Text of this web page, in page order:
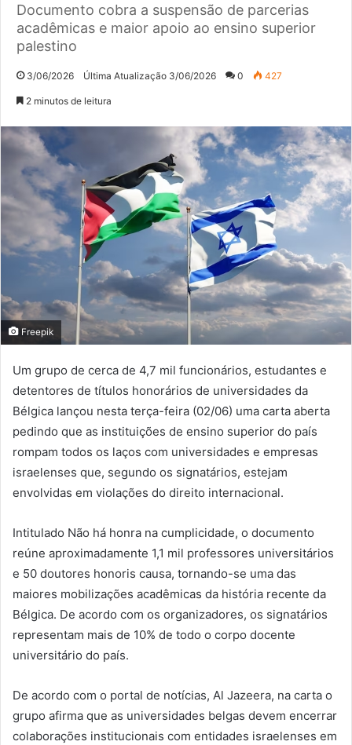
Documento cobra a suspensão de parcerias
acadêmicas e maior apoio ao ensino superior
palestino
3/06/2026 Última Atualização 3/06/2026 0 427
2 minutos de leitura
Freepik
Um grupo de cerca de 4,7 mil funcionários, estudantes e
detentores de títulos honorários de universidades da
Bélgica lançou nesta terça-feira (02/06) uma carta aberta
pedindo que as instituições de ensino superior do país
rompam todos os laços com universidades e empresas
israelenses que, segundo os signatários, estejam
envolvidas em violações do direito internacional.
Intitulado Não há honra na cumplicidade, o documento
reúne aproximadamente 1,1 mil professores universitários
e 50 doutores honoris causa, tornando-se uma das
maiores mobilizações acadêmicas da história recente da
Bélgica. De acordo com os organizadores, os signatários
representam mais de 10% de todo o corpo docente
universitário do país.
De acordo com o portal de notícias, Al Jazeera, na carta o
grupo afirma que as universidades belgas devem encerrar
colaborações institucionais com entidades israelenses em